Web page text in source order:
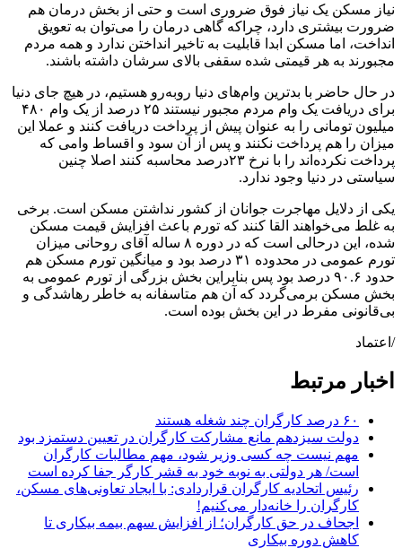
نیاز مسکن یک نیاز فوق ضروری است و حتی از بخش درمان هم
ضرورت بیشتری دارد، چراکه گاهی درمان را می‌توان به تعویق
انداخت، اما مسکن ابدا قابلیت به تاخیر انداختن ندارد و همه مردم
مجبورند به هر قیمتی شده سقفی بالای سرشان داشته باشند.
در حال حاضر با بدترین وام‌های دنیا روبه‌رو هستیم، در هیچ جای دنیا
برای دریافت یک وام مردم مجبور نیستند ۲۵ درصد از یک وام ۴۸۰
میلیون تومانی را به عنوان پیش از پرداخت دریافت کنند و عملا این
میزان را هم پرداخت نکنند و پس از آن سود و اقساط وامی که
پرداخت نکرده‌اند را با نرخ ۲۳درصد محاسبه کنند اصلا چنین
سیاستی در دنیا وجود ندارد.
یکی از دلایل مهاجرت جوانان از کشور نداشتن مسکن است. برخی
به غلط می‌خواهند القا کنند که تورم باعث افزایش قیمت مسکن
شده، این درحالی است که در دوره ۸ ساله آقای روحانی میزان
تورم عمومی در محدوده ۳۱ درصد بود و میانگین تورم مسکن هم
حدود ۹۰.۶ درصد بود پس بنابراین بخش بزرگی از تورم عمومی به
بخش مسکن برمی‌گردد که آن هم متاسفانه به خاطر رهاشدگی و
بی‌قانونی مفرط در این بخش بوده است.
/اعتماد
اخبار مرتبط
۶۰ درصد کارگران چند شغله‌ هستند
دولت سیزدهم مانع مشارکت کارگران در تعیین دستمزد بود
مهم نیست چه کسی وزیر شود، مهم مطالبات کارگران
است/ هر دولتی به نوبه خود به قشر کارگر جفا کرده است
رئیس اتحادیه کارگران قراردادی: با ایجاد تعاونی‌های مسکن،
کارگران را خانه‌دار می‌کنیم!
اجحاف در حق کارگران؛ از افزایش سهم بیمه بیکاری تا
کاهش دوره بیکاری